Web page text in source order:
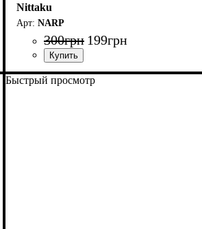
Nittaku
NARP
300грн 199грн
Быстрый просмотр